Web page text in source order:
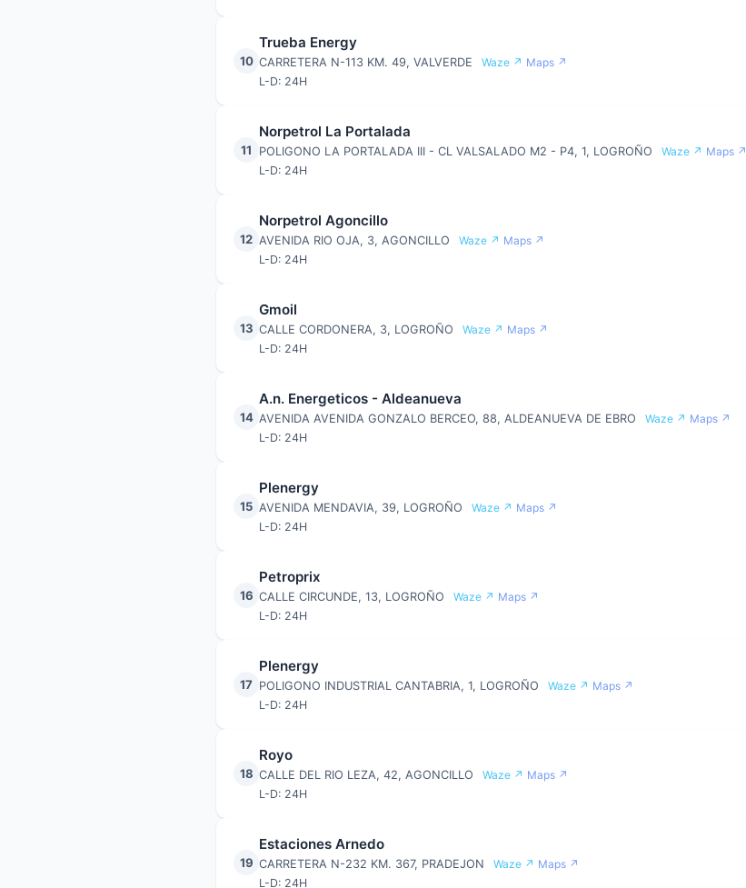
10
Trueba Energy
CARRETERA N-113 KM. 49, VALVERDE Waze ↗ Maps ↗
L-D: 24H
11
Norpetrol La Portalada
POLIGONO LA PORTALADA III - CL VALSALADO M2 - P4, 1, LOGROÑO Waze ↗ Maps ↗
L-D: 24H
12
Norpetrol Agoncillo
AVENIDA RIO OJA, 3, AGONCILLO Waze ↗ Maps ↗
L-D: 24H
13
Gmoil
CALLE CORDONERA, 3, LOGROÑO Waze ↗ Maps ↗
L-D: 24H
14
A.n. Energeticos - Aldeanueva
AVENIDA AVENIDA GONZALO BERCEO, 88, ALDEANUEVA DE EBRO Waze ↗ Maps ↗
L-D: 24H
15
Plenergy
AVENIDA MENDAVIA, 39, LOGROÑO Waze ↗ Maps ↗
L-D: 24H
16
Petroprix
CALLE CIRCUNDE, 13, LOGROÑO Waze ↗ Maps ↗
L-D: 24H
17
Plenergy
POLIGONO INDUSTRIAL CANTABRIA, 1, LOGROÑO Waze ↗ Maps ↗
L-D: 24H
18
Royo
CALLE DEL RIO LEZA, 42, AGONCILLO Waze ↗ Maps ↗
L-D: 24H
19
Estaciones Arnedo
CARRETERA N-232 KM. 367, PRADEJON Waze ↗ Maps ↗
L-D: 24H